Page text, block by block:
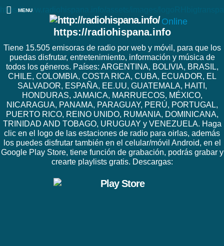
https://www.radiohispana.info/assets/images/
Online
https://radiohispana.info
Tiene 15.505 emisoras de radio por web y móvil, para que los
puedas disfrutar, entretenimiento, información y música de
todos los géneros. Países: ARGENTINA, BOLIVIA, BRASIL,
CHILE, COLOMBIA, COSTA RICA, CUBA, ECUADOR, EL
SALVADOR, ESPAÑA, EE.UU, GUATEMALA, HAITI,
HONDURAS, JAMAICA, MARRUECOS, MÉXICO,
NICARAGUA, PANAMA, PARAGUAY, PERÚ, PORTUGAL,
PUERTO RICO, REINO UNIDO, RUMANIA, DOMINICANA,
TRINIDAD AND TOBAGO, URUGUAY y VENEZUELA. Haga
clic en el logo de las estaciones de radio para oirlas, además
los puedes disfrutar también en el celular/móvil Android, en el
Google Play Store, tiene función de grabación, podrás grabar y
crearte playlists gratis. Descargas:
MENU